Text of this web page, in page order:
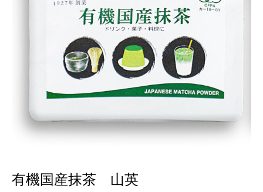
有機国産抹茶 山英